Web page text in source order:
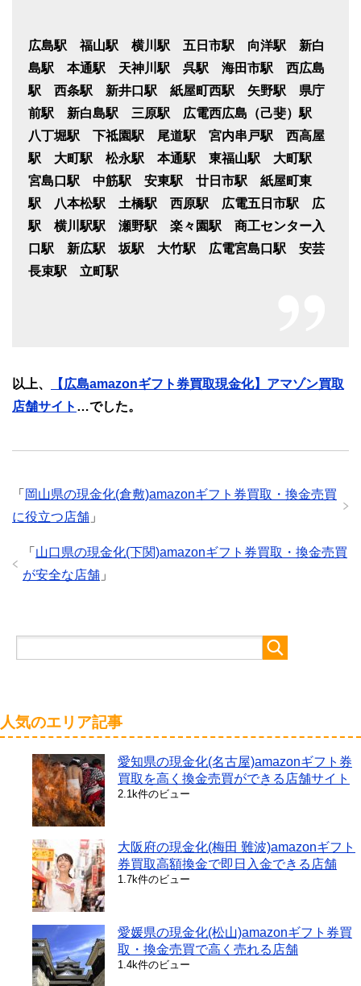
広島駅 福山駅 横川駅 五日市駅 向洋駅 新白
島駅 本通駅 天神川駅 呉駅 海田市駅 西広島
駅 西条駅 新井口駅 紙屋町西駅 矢野駅 県庁
前駅 新白島駅 三原駅 広電西広島（己斐）駅
八丁堀駅 下祗園駅 尾道駅 宮内串戸駅 西高屋
駅 大町駅 松永駅 本通駅 東福山駅 大町駅
宮島口駅 中筋駅 安東駅 廿日市駅 紙屋町東
駅 八本松駅 土橋駅 西原駅 広電五日市駅 広
駅 横川駅駅 瀬野駅 楽々園駅 商工センター入
口駅 新広駅 坂駅 大竹駅 広電宮島口駅 安芸
長束駅 立町駅
以上、
【広島amazonギフト券買取現金化】アマゾン買取
店舗サイト …でした。
「 岡山県の現金化(倉敷)amazonギフト券買取・換金売買
に役立つ店舗 」
「 山口県の現金化(下関)amazonギフト券買取・換金売買
が安全な店舗 」
人気のエリア記事
愛知県の現金化(名古屋)amazonギフト券
買取を高く換金売買ができる店舗サイト
2.1k件のビュー
大阪府の現金化(梅田 難波)amazonギフト
券買取高額換金で即日入金できる店舗
1.7k件のビュー
愛媛県の現金化(松山)amazonギフト券買
取・換金売買で高く売れる店舗
1.4k件のビュー